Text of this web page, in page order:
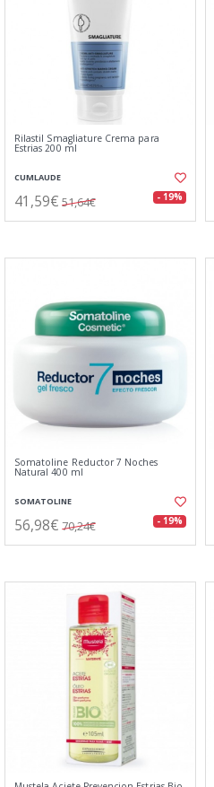
Rilastil Smagliature Crema para
Estrias 200 ml
CUMLAUDE
41,59€ 51,64€ - 19%
Somatoline Reductor 7 Noches
Natural 400 ml
SOMATOLINE
56,98€ 70,24€ - 19%